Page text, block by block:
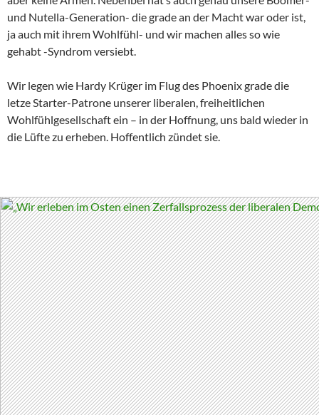
und Nutella-Generation- die grade an der Macht war oder ist,
ja auch mit ihrem Wohlfühl- und wir machen alles so wie
gehabt -Syndrom versiebt.
Wir legen wie Hardy Krüger im Flug des Phoenix grade die
letze Starter-Patrone unserer liberalen, freiheitlichen
Wohlfühlgesellschaft ein – in der Hoffnung, uns bald wieder in
die Lüfte zu erheben. Hoffentlich zündet sie.